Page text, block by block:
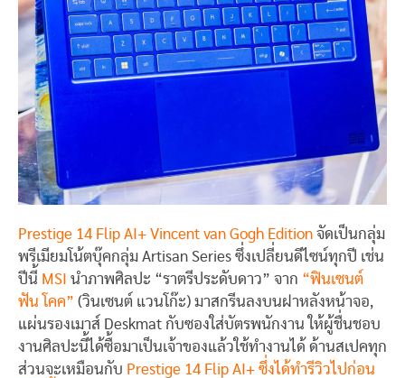
Prestige 14 Flip AI+ Vincent van Gogh Edition จัดเป็นกลุ่ม
พรีเมียมโน้ตบุ๊คกลุ่ม Artisan Series ซึ่งเปลี่ยนดีไซน์ทุกปี เช่น
ปีนี้ MSI นำภาพศิลปะ “ราตรีประดับดาว” จาก “ฟินเซนต์
ฟัน โคค” (วินเซนต์ แวนโก๊ะ) มาสกรีนลงบนฝาหลังหน้าจอ,
แผ่นรองเมาส์ Deskmat กับซองใส่บัตรพนักงาน ให้ผู้ชื่นชอบ
งานศิลปะนี้ได้ซื้อมาเป็นเจ้าของแล้วใช้ทำงานได้ ด้านสเปคทุก
ส่วนจะเหมือนกับ Prestige 14 Flip AI+ ซึ่งได้ทำรีวิวไปก่อน